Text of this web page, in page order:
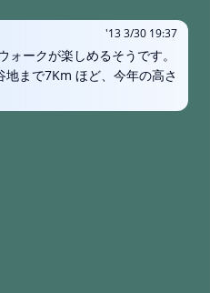
'13 3/30 19:37
ークが楽しめるそうです。
まで7Km ほど、今年の高さ